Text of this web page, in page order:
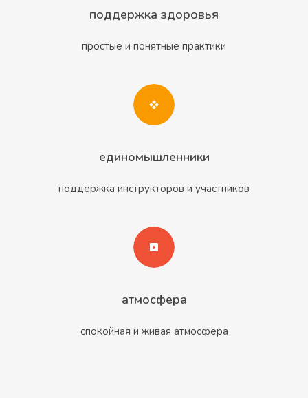
поддержка здоровья
простые и понятные практики
единомышленники
поддержка инструкторов и участников
атмосфера
спокойная и живая атмосфера